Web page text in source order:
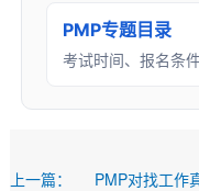
PMP专题目录
考试时间、报名条
上一篇：